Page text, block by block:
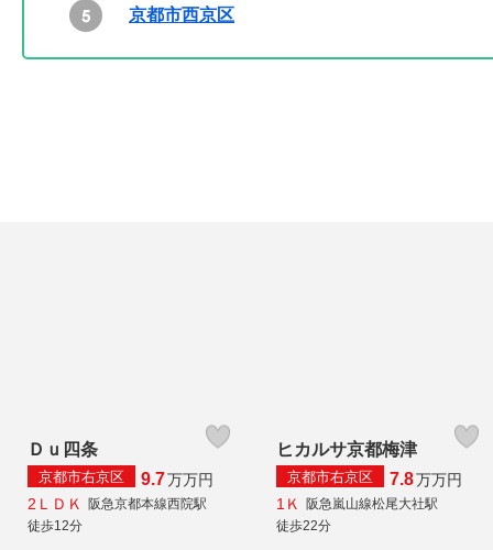
京都市西京区
Ｄｕ四条
京都市右京区 9.7万万円
2ＬＤＫ
阪急京都本線西院駅
徒歩12分
ヒカルサ京都梅津
京都市右京区 7.8万万円
1Ｋ
阪急嵐山線松尾大社駅
徒歩22分